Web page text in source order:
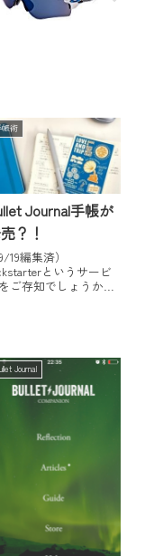
帳術
Journal手帳が
？！
9/19編集済）
というサービ
ご存知でしょうか？
製品を世に出すため
資金を、ネットを通じ
調達することができま
。賛同する...
Journal